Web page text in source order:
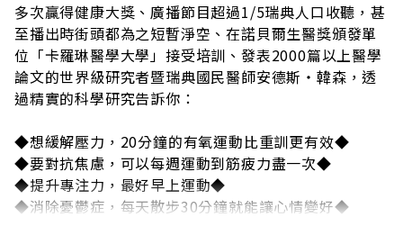
多次贏得健康大獎、廣播節目超過1/5瑞典人口收聽，甚
至播出時街頭都為之短暫淨空、在諾貝爾生醫獎頒發單
位「卡羅琳醫學大學」接受培訓、發表2000篇以上醫學
論文的世界級研究者暨瑞典國民醫師安德斯・韓森，透
過精實的科學研究告訴你：
◆想緩解壓力，20分鐘的有氧運動比重訓更有效◆
◆要對抗焦慮，可以每週運動到筋疲力盡一次◆
◆提升專注力，最好早上運動◆
◆消除憂鬱症，每天散步30分鐘就能讓心情變好◆